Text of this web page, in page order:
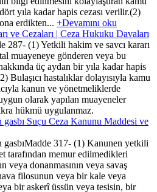
yıla kadar hapis cezası verilir.(2)
erdikten... +Devamını oku
ve Cezaları | Ceza Hukuku Davaları
287- (1) Yetkili hakim ve savcı kararı
muayeneye gönderen veya bu
üç aydan bir yıla kadar hapis
Bulaşıcı hastalıklar dolayısıyla kamu
kanun ve yönetmeliklerde
olarak yapılan muayeneler
hükmü uygulanmaz.
gasbı Suçu Ceza Kanunu Maddesi ve
gasbıMadde 317- (1) Kanunen yetkili
tarafından memur edilmedikleri
veya donanmasının veya savaş
filosunun veya bir kale veya
bir askerî üssün veya tesisin, bir